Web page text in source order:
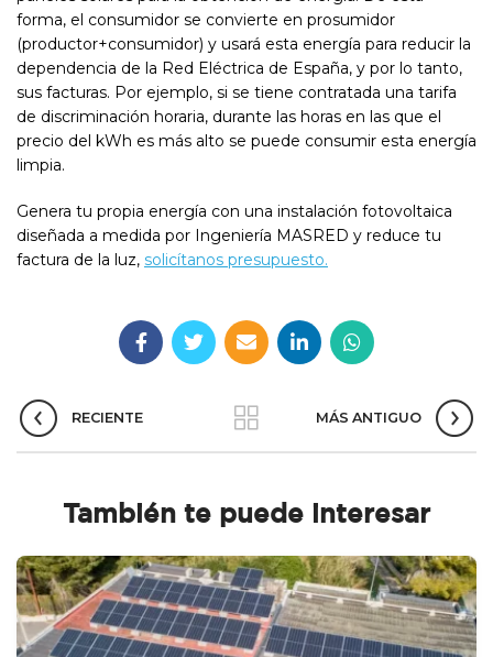
forma, el consumidor se convierte en prosumidor
(productor+consumidor) y usará esta energía para reducir la
dependencia de la Red Eléctrica de España, y por lo tanto,
sus facturas. Por ejemplo, si se tiene contratada una tarifa
de discriminación horaria, durante las horas en las que el
precio del kWh es más alto se puede consumir esta energía
limpia.
Genera tu propia energía con una instalación fotovoltaica
diseñada a medida por Ingeniería MASRED y reduce tu
factura de la luz, solicítanos presupuesto.
RECIENTE MÁS ANTIGUO
También te puede interesar